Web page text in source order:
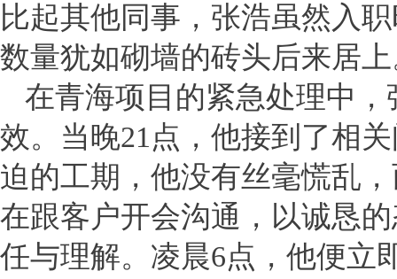
比起其他同事，张浩虽然入
数量犹如砌墙的砖头后来居
在青海项目的紧急处理中
效。当晚21点，他接到了相
迫的工期，他没有丝毫慌乱
在跟客户开会沟通，以诚恳
任与理解。凌晨6点，他便立